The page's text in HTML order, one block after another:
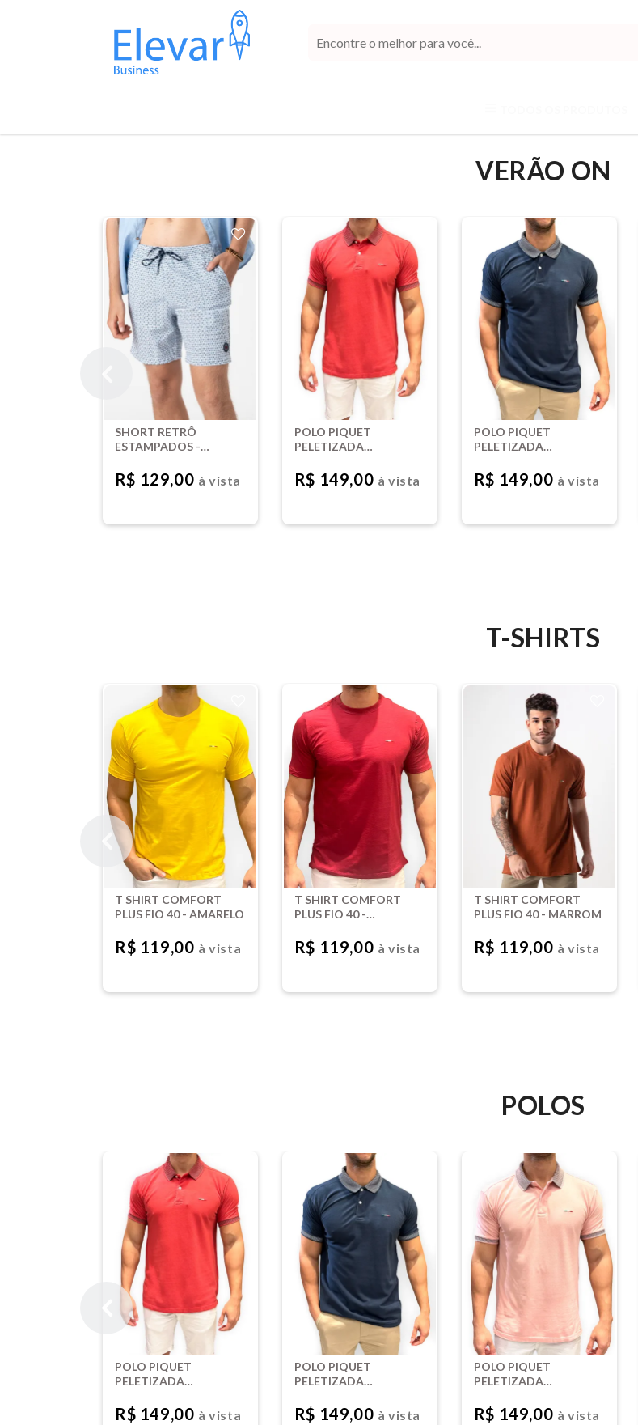
VERÃO ON
SHORT RETRÔ
ESTAMPADOS -
R$ 129,00 à vista
POLO PIQUET
PELETIZADA
VERMELHO
R$ 149,00 à vista
POLO PIQUET
PELETIZADA
CARBONO
R$ 149,00 à vista
T-SHIRTS
T SHIRT COMFORT
PLUS FIO 40 - AMARELO
R$ 119,00 à vista
T SHIRT COMFORT
PLUS FIO 40 -
R$ 119,00 à vista
T SHIRT COMFORT
PLUS FIO 40 - MARROM
R$ 119,00 à vista
POLOS
POLO PIQUET
PELETIZADA
VERMELHO
R$ 149,00 à vista
POLO PIQUET
PELETIZADA
CARBONO
R$ 149,00 à vista
POLO PIQUET
PELETIZADA
BEBÊ
R$ 149,00 à vista